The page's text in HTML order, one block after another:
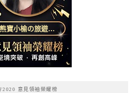
熊寶小榆の旅遊日
記
意見領袖榮耀榜